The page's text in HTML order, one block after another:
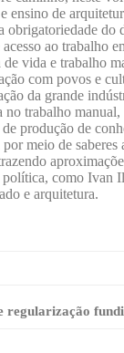
ensino de
obrigatoriedade
ao trabalho
de vida e trabalho
com povos e
da grande
no trabalho
produção de
por meio de
como Ivan
e arquitetura.
regularização